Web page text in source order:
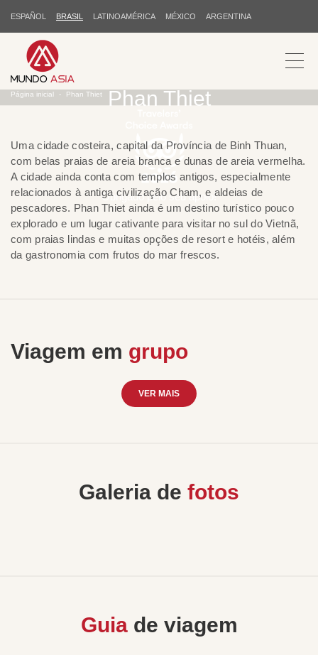
ESPAÑOL BRASIL LATINOAMÉRICA MÉXICO ARGENTINA
Phan Thiet
Página inicial Phan Thiet
Obrigado pelo seu apoio!
Uma cidade costeira, capital da Província de Binh Thuan,
com belas praias de areia branca e dunas de areia vermelha.
A cidade ainda conta com templos antigos, especialmente
relacionados à antiga civilização Cham, e aldeias de
pescadores. Phan Thiet ainda é um destino turístico pouco
explorado e um lugar cativante para visitar no sul do Vietnã,
com praias lindas e muitas opções de resort e hotéis, além
da gastronomia com frutos do mar frescos.
Viagem em grupo
VER MAIS
Galeria de fotos
Guiade viagem